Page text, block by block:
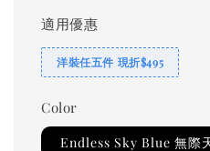
適用優惠
洋裝任五件 現折$495
Color
Endless Sky Blue 無際